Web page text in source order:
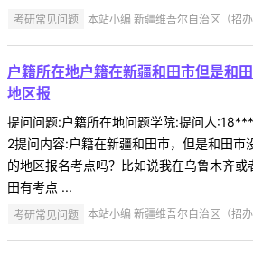
考研常见问题 本站小编 新疆维吾尔自治区（招
户籍所在地户籍在新疆和田市但是和
地区报
提问问题:户籍所在地问题学院:提问人
2提问内容:户籍在新疆和田市，但是和田市
的地区报名考点吗？比如说我在乌鲁木齐
田有考点 ...
考研常见问题 本站小编 新疆维吾尔自治区（招